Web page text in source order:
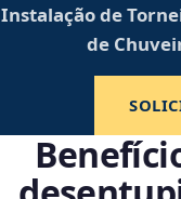
Instalação de
de